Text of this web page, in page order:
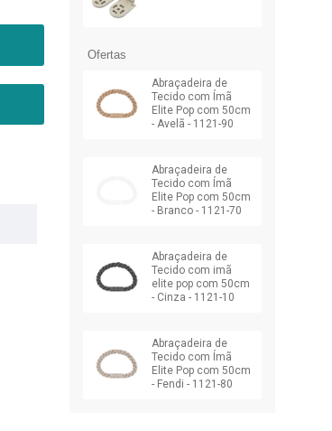
Ofertas
Abraçadeira de
Tecido com Ímã
Elite Pop com 50cm
- Avelã - 1121-90
Abraçadeira de
Tecido com Ímã
Elite Pop com 50cm
- Branco - 1121-70
Abraçadeira de
Tecido com imã
elite pop com 50cm
- Cinza - 1121-10
Abraçadeira de
Tecido com Ímã
Elite Pop com 50cm
- Fendi - 1121-80